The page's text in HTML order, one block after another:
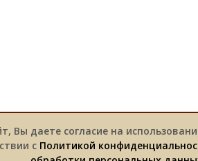
Вы даете согласие на
с Политикой